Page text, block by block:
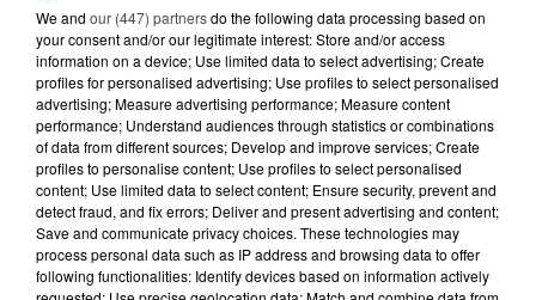
6 août 2026
MÉGOTS ET FEUX DE FORÊT : LES
INDUSTRIELS DU TABAC BIENTÔT
TAXÉS...
6 août 2026
CANICULE : POURQUOI LES
BOUTEILLES D'EAU
DISPARAISSENT DES RAYONS...
5 août 2026
MANGER SAINEMENT COÛTE 25 %
We and our (447) partnersdo the following data processing based on
your consent and/or our legitimate interest: Store and/or access
information on a device; Use limited data to select advertising; Create
profiles for personalised advertising; Use profiles to select personalised
advertising; Measure advertising performance; Measure content
performance; Understand audiences through statistics or combinations
of data from different sources; Develop and improve services; Create
profiles to personalise content; Use profiles to select personalised
content; Use limited data to select content; Ensure security, prevent and
detect fraud, and fix errors; Deliver and present advertising and content;
Save and communicate privacy choices. These technologies may
process personal data such as IP address and browsing data to offer
following functionalities: Identify devices based on information actively